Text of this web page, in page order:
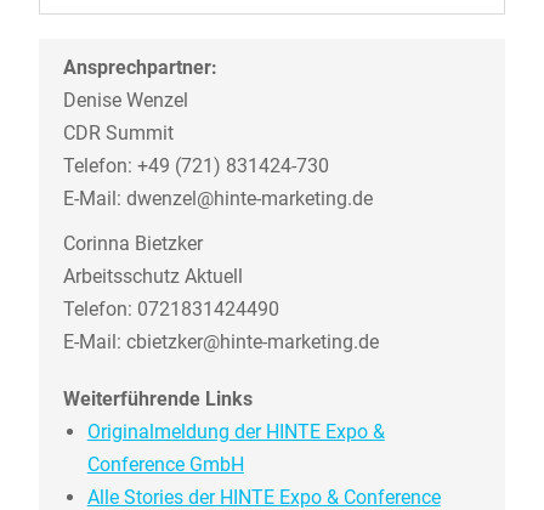
Ansprechpartner:
Denise Wenzel
CDR Summit
Telefon: +49 (721) 831424-730
E-Mail: dwenzel@hinte-marketing.de
Corinna Bietzker
Arbeitsschutz Aktuell
Telefon: 0721831424490
E-Mail: cbietzker@hinte-marketing.de
Weiterführende Links
Originalmeldung der HINTE Expo &
Conference GmbH
Alle Stories der HINTE Expo & Conference